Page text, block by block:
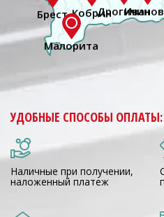
Брест
УДОБНЫЕ СПОСОБЫ ОПЛАТЫ:
Наличные при получении,
наложенный платеж